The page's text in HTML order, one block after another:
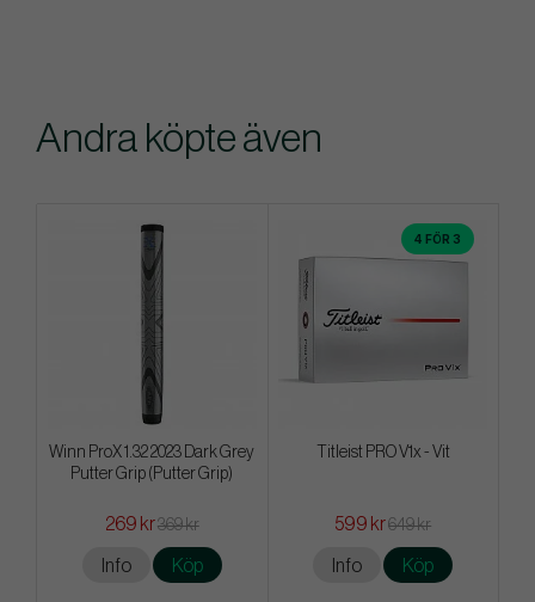
Andra köpte även
Winn ProX 1.32 2023 Dark Grey
Putter Grip (Putter Grip)
269 kr369 kr
Info Köp
4 FÖR 3
Titleist PRO V1x - Vit
599 kr649 kr
Info Köp